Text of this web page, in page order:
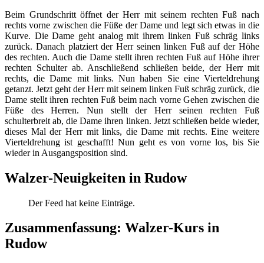
Beim Grundschritt öffnet der Herr mit seinem rechten Fuß nach
rechts vorne zwischen die Füße der Dame und legt sich etwas in die
Kurve. Die Dame geht analog mit ihrem linken Fuß schräg links
zurück. Danach platziert der Herr seinen linken Fuß auf der Höhe
des rechten. Auch die Dame stellt ihren rechten Fuß auf Höhe ihrer
rechten Schulter ab. Anschließend schließen beide, der Herr mit
rechts, die Dame mit links. Nun haben Sie eine Vierteldrehung
getanzt. Jetzt geht der Herr mit seinem linken Fuß schräg zurück, die
Dame stellt ihren rechten Fuß beim nach vorne Gehen zwischen die
Füße des Herren. Nun stellt der Herr seinen rechten Fuß
schulterbreit ab, die Dame ihren linken. Jetzt schließen beide wieder,
dieses Mal der Herr mit links, die Dame mit rechts. Eine weitere
Vierteldrehung ist geschafft! Nun geht es von vorne los, bis Sie
wieder in Ausgangsposition sind.
Walzer-Neuigkeiten in Rudow
Der Feed hat keine Einträge.
Zusammenfassung: Walzer-Kurs in
Rudow